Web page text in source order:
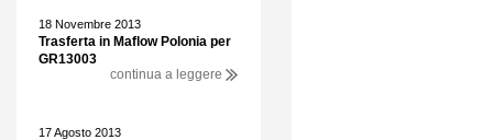
18 Novembre 2013
Trasferta in Maflow Polonia per
GR13003
continua a leggere
17 Agosto 2013